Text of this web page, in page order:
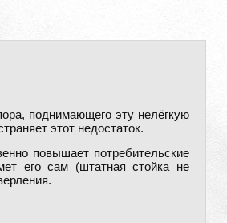
поднимающего эту нелёгкую
этот недостаток.
повышает потребительские
его сам (штатная стойка не